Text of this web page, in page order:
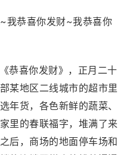
我恭喜你发财~我恭喜你
恭喜你发财》，正月二十
某地区二线城市的超市里
年货，各色新鲜的蔬菜、
里的春联福字，堆满了来
后，商场的地面停车场和